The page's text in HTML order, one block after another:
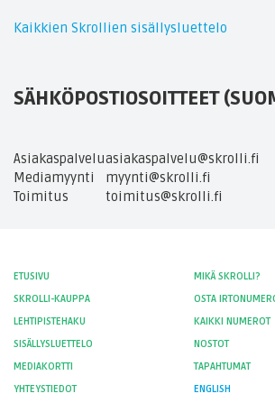
Kaikkien Skrollien sisällysluettelo
SÄHKÖPOSTIOSOITTEET
Asiakaspalveluasiakaspalvelu@skrolli.fi
Mediamyynti
myynti@skrolli.fi
Toimitus
toimitus@skrolli.fi
ETUSIVU
MIKÄ SKROLLI?
SKROLLI-KAUPPA
OSTA
LEHTIPISTEHAKU
KAIKKI NUMEROT
SISÄLLYSLUETTELO
NOSTOT
MEDIAKORTTI
TAPAHTUMAT
YHTEYSTIEDOT
ENGLISH